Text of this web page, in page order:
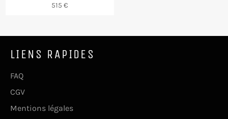
Prix
515 €
LIENS RAPIDES
FAQ
CGV
Mentions légales